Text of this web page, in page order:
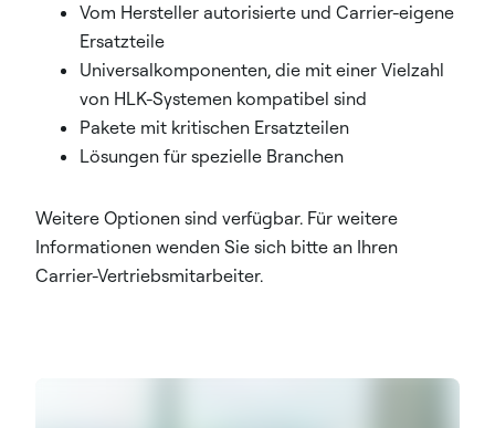
Vom Hersteller autorisierte und Carrier-eigene
Ersatzteile
Universalkomponenten, die mit einer Vielzahl
von HLK-Systemen kompatibel sind
Pakete mit kritischen Ersatzteilen
Lösungen für spezielle Branchen
Weitere Optionen sind verfügbar. Für weitere
Informationen wenden Sie sich bitte an Ihren
Carrier-Vertriebsmitarbeiter.